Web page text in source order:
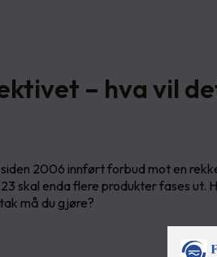
– hva vil
2006 innført forbud mot en
skal enda flere produkter fases ut.
må du gjøre?